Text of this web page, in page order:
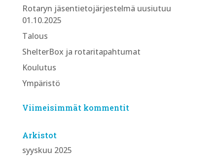
Rotaryn jäsentietojärjestelmä uusiutuu
01.10.2025
Talous
ShelterBox ja rotaritapahtumat
Koulutus
Ympäristö
Viimeisimmät kommentit
Arkistot
syyskuu 2025